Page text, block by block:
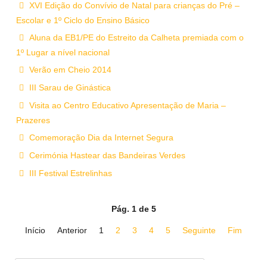
XVI Edição do Convívio de Natal para crianças do Pré –
Escolar e 1º Ciclo do Ensino Básico
Aluna da EB1/PE do Estreito da Calheta premiada com o
1º Lugar a nível nacional
Verão em Cheio 2014
III Sarau de Ginástica
Visita ao Centro Educativo Apresentação de Maria –
Prazeres
Comemoração Dia da Internet Segura
Cerimónia Hastear das Bandeiras Verdes
III Festival Estrelinhas
Pág. 1 de 5
Início Anterior 1 2 3 4 5 Seguinte Fim